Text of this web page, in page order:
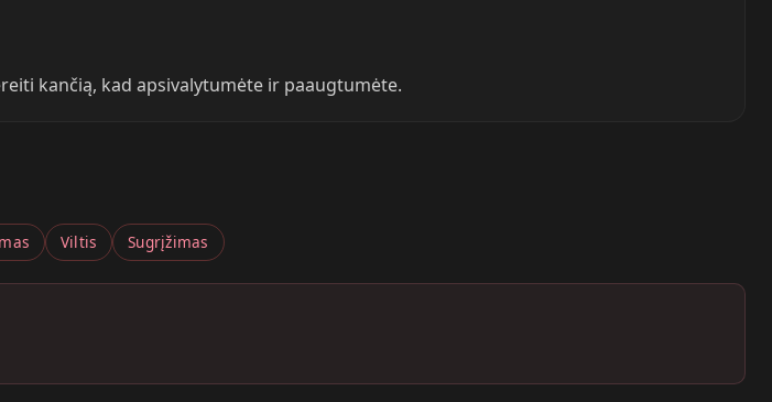
kančią, kad apsivalytumėte ir paaugtumėte.
Viltis Sugrįžimas